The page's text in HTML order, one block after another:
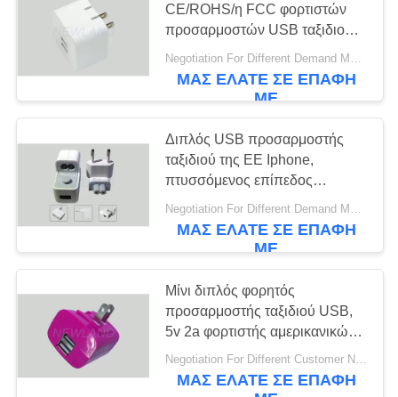
PRIVACY
POLICY
CE/ROHS/η FCC φορτιστών
προσαρμοστών USB ταξιδιού
βουλωμάτων
ΜΑΣ ΕΛΆΤΕ ΣΕ ΕΠΑΦΉ
ΜΕ
Διπλός USB προσαρμοστής
ταξιδιού της ΕΕ Iphone,
πτυσσόμενος επίπεδος
φορητός φορτιστής
βουλωμάτων
Negotiation For Different Demand MOQ:1000pcs
ΜΑΣ ΕΛΆΤΕ ΣΕ ΕΠΑΦΉ
ΜΕ
Μίνι διπλός φορητός
προσαρμοστής ταξιδιού USB,
5v 2a φορτιστής αμερικανικών
τοίχων για Smarttphone
Negotiation For Different Customer Need MOQ:1000pcs
ΜΑΣ ΕΛΆΤΕ ΣΕ ΕΠΑΦΉ